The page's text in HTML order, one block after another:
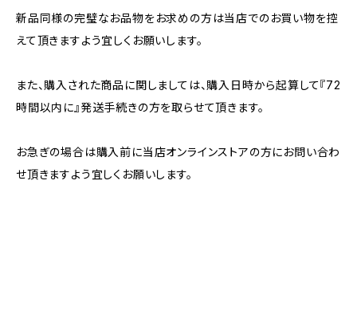
新品同様の完璧なお品物をお求めの方は当店でのお買い物を控
えて頂きますよう宜しくお願いします。
また、購入された商品に関しましては、購入日時から起算して『72
時間以内に』発送手続きの方を取らせて頂きます。
お急ぎの場合は購入前に当店オンラインストアの方にお問い合わ
せ頂きますよう宜しくお願いします。